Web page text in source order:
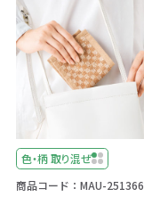
色・柄 取り混ぜ
商品コード：MAU-251366